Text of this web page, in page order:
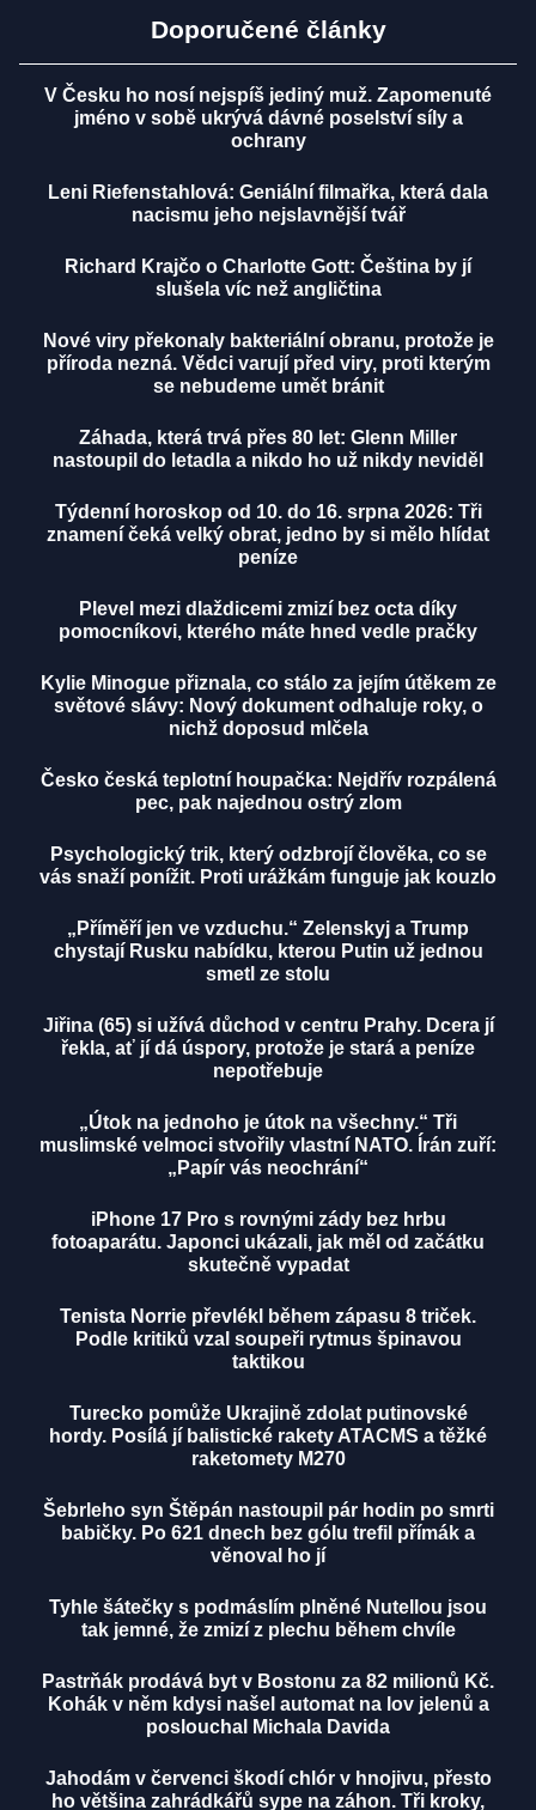
Doporučené články
V Česku ho nosí nejspíš jediný muž. Zapomenuté
jméno v sobě ukrývá dávné poselství síly a
ochrany
Leni Riefenstahlová: Geniální filmařka, která dala
nacismu jeho nejslavnější tvář
Richard Krajčo o Charlotte Gott: Čeština by jí
slušela víc než angličtina
Nové viry překonaly bakteriální obranu, protože je
příroda nezná. Vědci varují před viry, proti kterým
se nebudeme umět bránit
Záhada, která trvá přes 80 let: Glenn Miller
nastoupil do letadla a nikdo ho už nikdy neviděl
Týdenní horoskop od 10. do 16. srpna 2026: Tři
znamení čeká velký obrat, jedno by si mělo hlídat
peníze
Plevel mezi dlaždicemi zmizí bez octa díky
pomocníkovi, kterého máte hned vedle pračky
Kylie Minogue přiznala, co stálo za jejím útěkem ze
světové slávy: Nový dokument odhaluje roky, o
nichž doposud mlčela
Česko česká teplotní houpačka: Nejdřív rozpálená
pec, pak najednou ostrý zlom
Psychologický trik, který odzbrojí člověka, co se
vás snaží ponížit. Proti urážkám funguje jak kouzlo
„Příměří jen ve vzduchu.“ Zelenskyj a Trump
chystají Rusku nabídku, kterou Putin už jednou
smetl ze stolu
Jiřina (65) si užívá důchod v centru Prahy. Dcera jí
řekla, ať jí dá úspory, protože je stará a peníze
nepotřebuje
„Útok na jednoho je útok na všechny.“ Tři
muslimské velmoci stvořily vlastní NATO. Írán zuří:
„Papír vás neochrání“
iPhone 17 Pro s rovnými zády bez hrbu
fotoaparátu. Japonci ukázali, jak měl od začátku
skutečně vypadat
Tenista Norrie převlékl během zápasu 8 triček.
Podle kritiků vzal soupeři rytmus špinavou
taktikou
Turecko pomůže Ukrajině zdolat putinovské
hordy. Posílá jí balistické rakety ATACMS a těžké
raketomety M270
Šebrleho syn Štěpán nastoupil pár hodin po smrti
babičky. Po 621 dnech bez gólu trefil přímák a
věnoval ho jí
Tyhle šátečky s podmáslím plněné Nutellou jsou
tak jemné, že zmizí z plechu během chvíle
Pastrňák prodává byt v Bostonu za 82 milionů Kč.
Kohák v něm kdysi našel automat na lov jelenů a
poslouchal Michala Davida
Jahodám v červenci škodí chlór v hnojivu, přesto
ho většina zahrádkářů sype na záhon. Tři kroky,